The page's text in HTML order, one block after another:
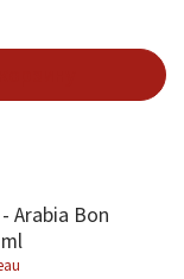
Arabia Bon